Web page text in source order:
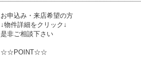
お申込み・来店希望の方
↓物件詳細をクリック↓
是非ご相談下さい
☆☆POINT☆☆